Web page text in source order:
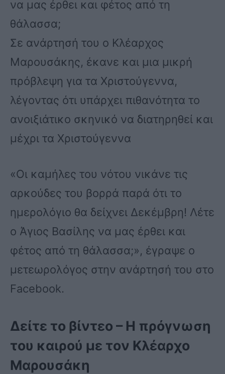
να μας έρθει και φέτος από τη
θάλασσα;
Σε ανάρτησή του ο Κλέαρχος
Μαρουσάκης, έκανε και μια μικρή
πρόβλεψη για τα Χριστούγεννα,
λέγοντας ότι υπάρχει πιθανότητα το
ανοιξιάτικο σκηνικό να διατηρηθεί και
μέχρι τα Χριστούγεννα
«Οι καμήλες του νότου νικάνε τις
αρκούδες του βορρά παρά ότι το
ημερολόγιο θα δείχνει Δεκέμβρη! Λέτε
ο Άγιος Βασίλης να μας έρθει και
φέτος από τη θάλασσα;», έγραψε ο
μετεωρολόγος στην ανάρτησή του στο
Facebook.
Δείτε το βίντεο – Η πρόγνωση
του καιρού με τον Κλέαρχο
Μαρουσάκη